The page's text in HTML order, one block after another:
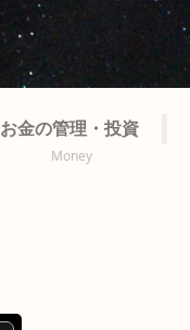
お金の管理・投資
Money